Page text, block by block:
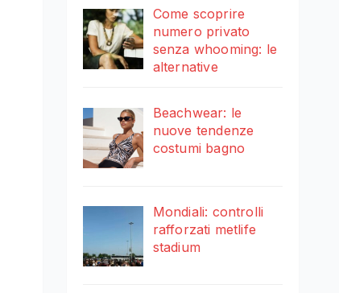
Come scoprire
numero privato
senza whooming: le
alternative
Beachwear: le
nuove tendenze
costumi bagno
Mondiali: controlli
rafforzati metlife
stadium